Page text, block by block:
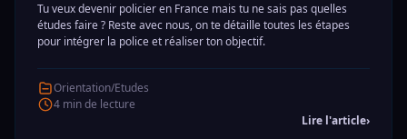
Tu veux devenir policier en France mais tu ne sais pas quelles
études faire ? Reste avec nous, on te détaille toutes les étapes
pour intégrer la police et réaliser ton objectif.
Orientation/Etudes
4 min de lecture
Lire l'article›